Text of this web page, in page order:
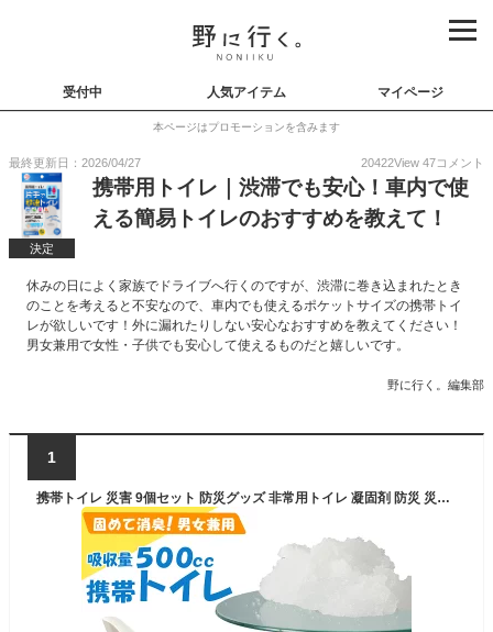
受付中 人気アイテム マイページ
本ページはプロモーションを含みます
最終更新日：2026/04/27 20422View 47コメント
決定
携帯用トイレ｜渋滞でも安心！車内で使
える簡易トイレのおすすめを教えて！
休みの日によく家族でドライブへ行くのですが、渋滞に巻き込まれたとき
のことを考えると不安なので、車内でも使えるポケットサイズの携帯トイ
レが欲しいです！外に漏れたりしない安心なおすすめを教えてください！
男女兼用で女性・子供でも安心して使えるものだと嬉しいです。
野に行く。編集部
1
携帯トイレ 災害 9個セット 防災グッズ 非常用トイレ 凝固剤 防災 災害対策 渋滞 渋滞時 登山 山登り ドライブ 消臭 大人 子供 男性 女性用 小便 緊急用トイレ 屋外 車 トイレ 地震 非常 使い捨てトイレ 災害用トイレ ETC001276